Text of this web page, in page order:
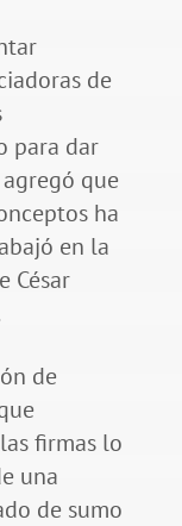
de
para dar
que
ha
en la
César
de
firmas lo
una
de sumo